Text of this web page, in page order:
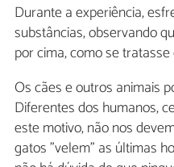
Durante a experiência,
substâncias, observando
por cima, como se
Os cães e outros animais
Diferentes dos humanos,
este motivo, não nos
gatos "velem" as últimas